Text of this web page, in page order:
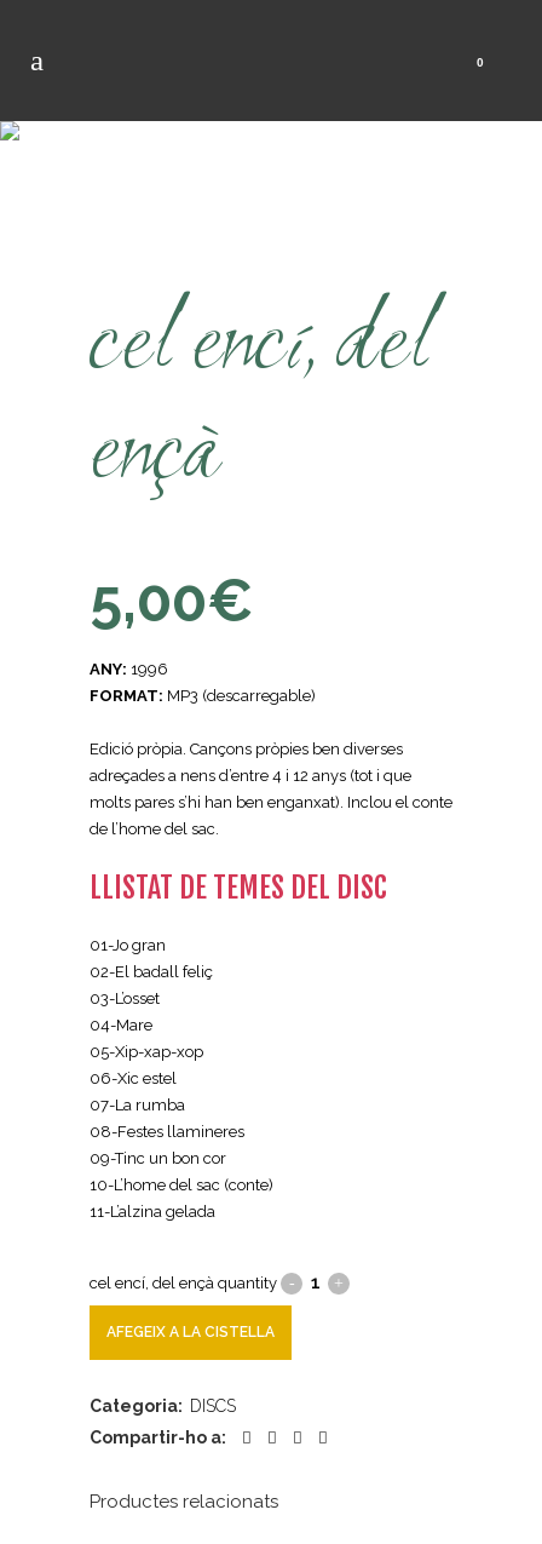
0
cel encí, del
ençà
5,00€
ANY: 1996
FORMAT: MP3 (descarregable)
Edició pròpia. Cançons pròpies ben diverses
adreçades a nens d’entre 4 i 12 anys (tot i que
molts pares s’hi han ben enganxat). Inclou el conte
de l’home del sac.
LLISTAT DE TEMES DEL DISC
01-Jo gran
02-El badall feliç
03-L’osset
04-Mare
05-Xip-xap-xop
06-Xic estel
07-La rumba
08-Festes llamineres
09-Tinc un bon cor
10-L’home del sac (conte)
11-L’alzina gelada
cel encí, del ençà quantity
AFEGEIX A LA CISTELLA
Categoria: DISCS
Compartir-ho a:
Productes relacionats